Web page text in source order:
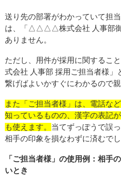
送り先の部署がわかっていて担
は、「△△△△株式会社 人事部御
ありません。
ただし、用件が採用に関する
式会社 人事部 採用ご担当者様」
繋げばよいかすぐにわかるので親
また「ご担当者様」は、電話な
知っているものの、漢字の表記
も使えます。 当てずっぽうで誤
相手の印象を損なわずに済むでし
「ご担当者様」の使用例：相手
いとき